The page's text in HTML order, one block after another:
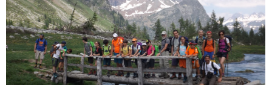
SEDE
CENTRALE
BIBLIOTECA
CINETECA